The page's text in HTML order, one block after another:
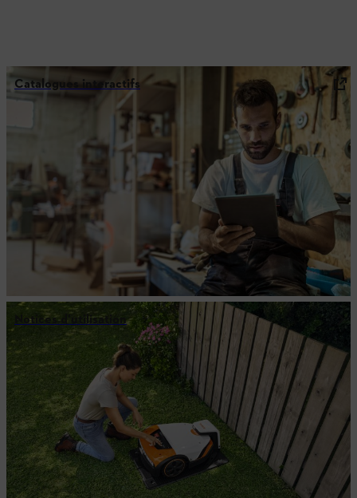
Catalogues interactifs
Notices d'utilisation